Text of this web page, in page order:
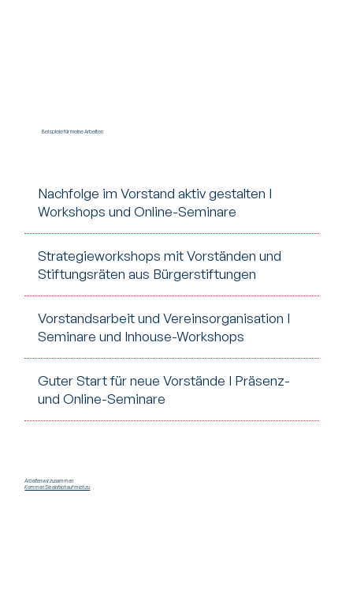
Beispiele für meine Arbeiten
Nachfolge im Vorstand aktiv gestalten I
Workshops und Online-Seminare
Strategieworkshops mit Vorständen und
Stiftungsräten aus Bürgerstiftungen
Vorstandsarbeit und Vereinsorganisation I
Seminare und Inhouse-Workshops
Guter Start für neue Vorstände I Präsenz-
und Online-Seminare
Arbeiten wir zusammen
Kommen Sie einfach auf mich zu